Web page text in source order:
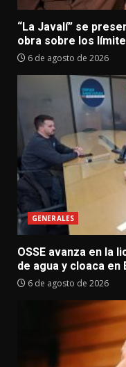
“La Javalí” se
obra sobre los
6 de agosto de 2026
GENERALES
OSSE avanza en la
de agua y cloaca en
6 de agosto de 2026